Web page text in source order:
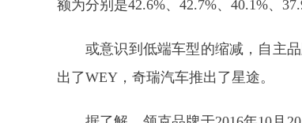
额为分别是42.6%、42.7%、40.1%、
或意识到低端车型的缩减，自主
出了WEY，奇瑞汽车推出了星途。